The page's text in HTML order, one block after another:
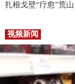
扎根戈壁“疗愈”荒
视频新闻